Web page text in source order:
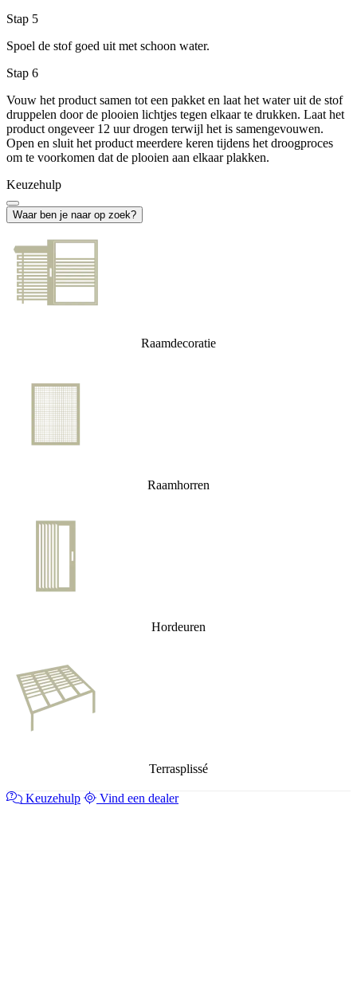
Stap 5
Spoel de stof goed uit met schoon water.
Stap 6
Vouw het product samen tot een pakket en laat het water uit de stof
druppelen door de plooien lichtjes tegen elkaar te drukken. Laat het
product ongeveer 12 uur drogen terwijl het is samengevouwen.
Open en sluit het product meerdere keren tijdens het droogproces
om te voorkomen dat de plooien aan elkaar plakken.
Keuzehulp
Waar ben je naar op zoek?
Raamdecoratie
Raamhorren
Hordeuren
Terrasplissé
Keuzehulp Vind een dealer